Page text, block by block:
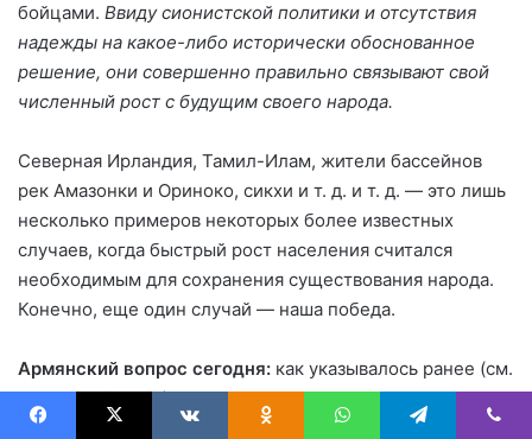
бойцами. Ввиду сионистской политики и отсутствия
надежды на какое-либо исторически обоснованное
решение, они совершенно правильно связывают свой
численный рост с будущим своего народа.
Северная Ирландия, Тамил-Илам, жители бассейнов
рек Амазонки и Ориноко, сикхи и т. д. и т. д. — это лишь
несколько примеров некоторых более известных
случаев, когда быстрый рост населения считался
необходимым для сохранения существования народа.
Конечно, еще один случай — наша победа.
Армянский вопрос сегодня: как указывалось ранее (см.
Право на борьбу), хотя демография является одним из
аспектов, влияющих на национальный вопрос,